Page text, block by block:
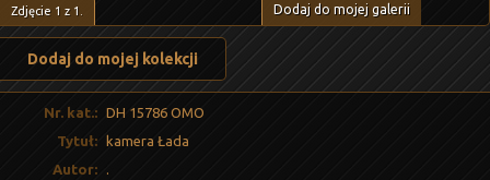
Dodaj do mojej galerii
Zdjęcie 1 z 1
Dodaj do mojej kolekcji
Nr. kat.: DH 15786 OMO
Tytuł:
kamera Łada
Autor:
.